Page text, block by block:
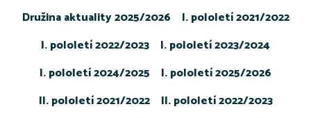
Družina aktuality 2025/2026
I. pololetí 2021/2022
I. pololetí 2022/2023
I. pololetí 2023/2024
I. pololetí 2024/2025
I. pololetí 2025/2026
II. pololetí 2021/2022
II. pololetí 2022/2023